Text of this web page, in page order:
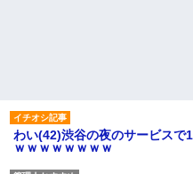
わい(42)渋谷の夜のサービスで
ｗｗｗｗｗｗｗｗ